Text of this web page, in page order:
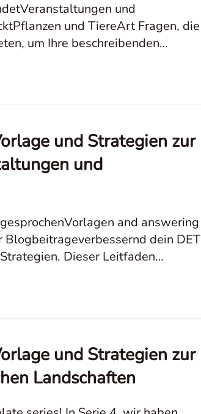
und
und TiereArt Fragen, die
um Ihre beschreibenden
und Strategien zur
und
and answering
dein DET
Dieser Leitfaden
und Strategien zur
Landschaften